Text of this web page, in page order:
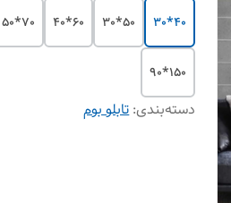
40*30
50*30
60*40
70*50
150*90
دسته‌بندی:تابلو بوم